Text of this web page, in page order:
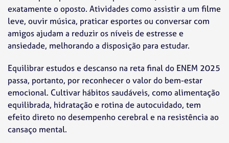
exatamente o oposto. Atividades como assistir a um filme
leve, ouvir música, praticar esportes ou conversar com
amigos ajudam a reduzir os níveis de estresse e
ansiedade, melhorando a disposição para estudar.
Equilibrar estudos e descanso na reta final do ENEM 2025
passa, portanto, por reconhecer o valor do bem-estar
emocional. Cultivar hábitos saudáveis, como alimentação
equilibrada, hidratação e rotina de autocuidado, tem
efeito direto no desempenho cerebral e na resistência ao
cansaço mental.